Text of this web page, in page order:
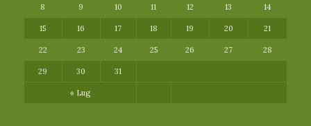
« Lug
8 9 10 11 12 13 14
15 16 17 18 19 20 21
22 23 24 25 26 27 28
29 30 31